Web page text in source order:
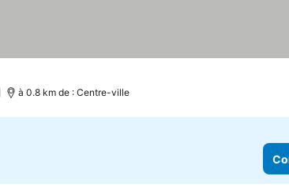
à 0.8 km de : Centre-ville